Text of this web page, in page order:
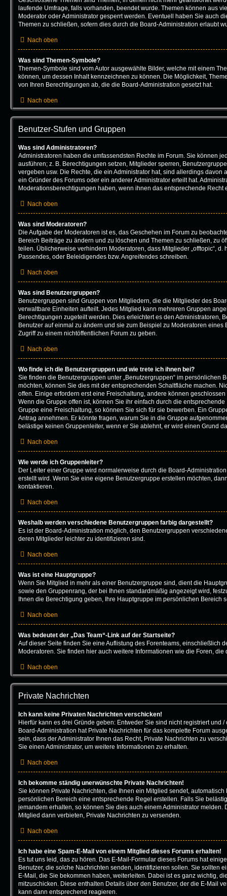
laufende Umfrage, falls vorhanden, beendet wurde. Themen können aus
Moderator oder Administrator gesperrt werden. Eventuell haben Sie auch
Themen zu schließen, sofern dies durch die Board-Administration erlaubt
Nach oben
Was sind Themen-Symbole?
Themen-Symbole sind vom Autor ausgewählte Bilder, welche mit einem
können, um dessen Inhalt kennzeichnen zu können. Die Möglichkeit,
von Ihren Berechtigungen ab, die die Board-Administration gesetzt hat.
Nach oben
Benutzer-Stufen und Gruppen
Was sind Administratoren?
Administratoren haben die umfassendsten Rechte im Forum. Sie können
ausführen; z. B. Berechtigungen setzen, Mitglieder sperren,
vergeben usw. Die Rechte, die ein Administrator hat, sind allerdings davon
ein Gründer des Forums oder ein anderer Administrator erteilt hat.
Moderationsberechtigungen haben, wenn ihnen das entsprechende Recht
Nach oben
Was sind Moderatoren?
Die Aufgabe der Moderatoren ist es, das Geschehen im Forum zu
Bereich Beiträge zu ändern und zu löschen und Themen zu schließen, zu
teilen. Üblicherweise verhindern Moderatoren, dass Mitglieder „offtopic“, d.
Passendes, oder Beleidigendes bzw. Angreifendes schreiben.
Nach oben
Was sind Benutzergruppen?
Benutzergruppen sind Gruppen von Mitgliedern, die die Mitglieder des
verwaltbare Einheiten aufteilt. Jedes Mitglied kann mehreren Gruppen
Berechtigungen zugeteilt werden. Dies erleichtert es den Administratoren,
Benutzer auf einmal zu ändern und sie zum Beispiel zu Moderatoren eines
Zugriff zu einem nichtöffentlichen Forum zu geben.
Nach oben
Wo finde ich die Benutzergruppen und wie trete ich ihnen bei?
Sie finden die Benutzergruppen unter „Benutzergruppen“ im persönlichen
möchten, können Sie dies mit der entsprechenden Schaltfläche machen.
offen. Einige erfordern erst eine Freischaltung, andere können
Wenn die Gruppe offen ist, können Sie ihr einfach durch die
Gruppe eine Freischaltung, so können Sie sich für sie bewerben. Ein
Antrag annehmen. Er könnte fragen, warum Sie in die Gruppe
belästige keinen Gruppenleiter, wenn er Sie ablehnt, er wird einen Grund
Nach oben
Wie werde ich Gruppenleiter?
Der Leiter einer Gruppe wird normalerweise durch die Board-
erstellt wird. Wenn Sie eine eigene Benutzergruppe erstellen möchten,
kontaktieren.
Nach oben
Weshalb werden verschiedene Benutzergruppen farbig dargestellt?
Es ist der Board-Administration möglich, den Benutzergruppen
deren Mitglieder leichter zu identifizieren sind.
Nach oben
Was ist eine Hauptgruppe?
Wenn Sie Mitglied in mehr als einer Benutzergruppe sind, dient die
sowie den Gruppenrang, der bei Ihnen standardmäßig angezeigt wird,
Ihnen die Berechtigung geben, Ihre Hauptgruppe im persönlichen Bereich
Nach oben
Was bedeutet der „Das Team“-Link auf der Startseite?
Auf dieser Seite finden Sie eine Auflistung des Forenteams, einschließlich
Moderatoren. Sie finden hier auch weitere Informationen wie die Foren,
Nach oben
Private Nachrichten
Ich kann keine Privaten Nachrichten verschicken!
Hierfür kann es drei Gründe geben: Entweder Sie sind nicht registriert und
Board-Administration hat Private Nachrichten für das komplette Forum
sein, dass der Administrator Ihnen das Recht, Private Nachrichten zu
Sie einen Administrator, um weitere Informationen zu erhalten.
Nach oben
Ich bekomme ständig unerwünschte Private Nachrichten!
Sie können Private Nachrichten, die Ihnen ein Mitglied sendet,
persönlichen Bereich eine entsprechende Regel erstellen. Falls Sie
jemandem erhalten, so können Sie dies auch einem Administrator melden.
Mitglied dann verbieten, Private Nachrichten zu versenden.
Nach oben
Ich habe eine Spam-E-Mail von einem Mitglied dieses Forums erhalten!
Es tut uns leid, das zu hören. Das E-Mail-Formular dieses Forums hat
Benutzer, die solche Nachrichten senden, identifizieren sollen. Sie sollten
E-Mail, die Sie bekommen haben, weiterleiten. Dabei ist es ganz wichtig,
mitzuschicken. Diese enthalten Details über den Benutzer, der die E-Mail
kann dann entsprechend reagieren.